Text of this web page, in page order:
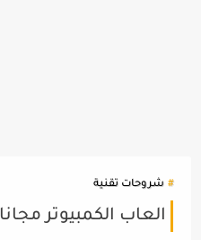
شروحات تقنية
العاب الكمبيوتر مجانا